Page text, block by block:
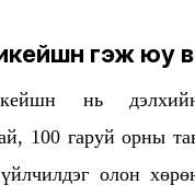
гэж юу
нь
100 гаруй орны
олон